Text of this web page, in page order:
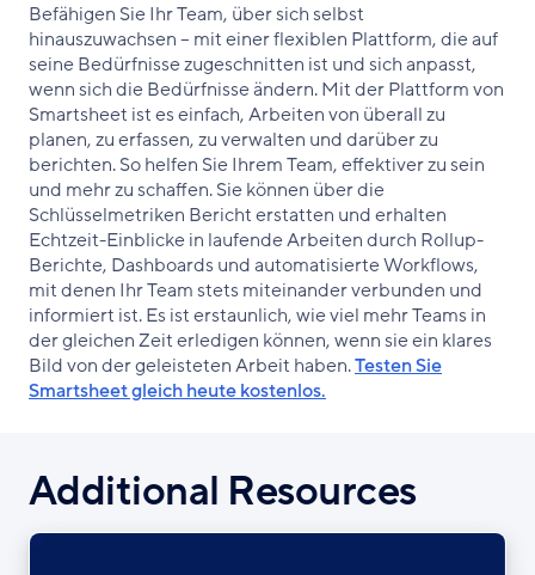
Befähigen Sie Ihr Team, über sich selbst
hinauszuwachsen – mit einer flexiblen Plattform, die auf
seine Bedürfnisse zugeschnitten ist und sich anpasst,
wenn sich die Bedürfnisse ändern. Mit der Plattform von
Smartsheet ist es einfach, Arbeiten von überall zu
planen, zu erfassen, zu verwalten und darüber zu
berichten. So helfen Sie Ihrem Team, effektiver zu sein
und mehr zu schaffen. Sie können über die
Schlüsselmetriken Bericht erstatten und erhalten
Echtzeit-Einblicke in laufende Arbeiten durch Rollup-
Berichte, Dashboards und automatisierte Workflows,
mit denen Ihr Team stets miteinander verbunden und
informiert ist. Es ist erstaunlich, wie viel mehr Teams in
der gleichen Zeit erledigen können, wenn sie ein klares
Bild von der geleisteten Arbeit haben.Testen Sie
Smartsheet gleich heute kostenlos.
Additional Resources